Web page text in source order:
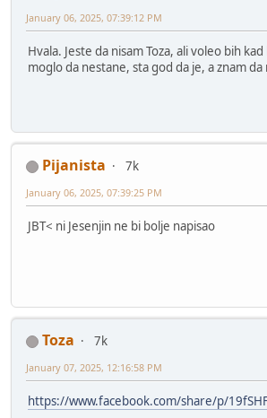
January 06, 2025, 07:39:12 PM
Hvala. Jeste da nisam Toza, ali voleo bih
moglo da nestane, sta god da je, a znam da
Pijanista
7k
January 06, 2025, 07:39:25 PM
JBT< ni Jesenjin ne bi bolje napisao
Toza
7k
January 07, 2025, 12:16:58 PM
https://www.facebook.com/share/p/